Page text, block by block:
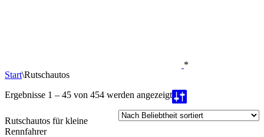
*
Start\Rutschautos
Ergebnisse 1 – 45 von 454 werden angezeigtNach
Beliebtheit
sortiert
Rutschautos für kleine
Rennfahrer